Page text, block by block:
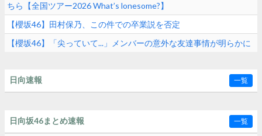
ちら【全国ツアー2026 What’s lonesome?】
【櫻坂46】田村保乃、この件での卒業説を否定
【櫻坂46】「尖っていて...」メンバーの意外な友達事情が明らかに
日向速報 一覧
日向坂46まとめ速報 一覧